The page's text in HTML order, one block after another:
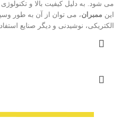
می شود. به دلیل کیفیت بالا و
این ممبران، می توان از آن به طور
الکتریکی، نوشیدنی و دیگر صنایع